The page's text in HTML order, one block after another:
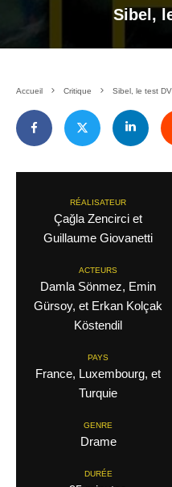
Sibel,
Accueil Critique Sibel, le test
RÉALISATEUR
Çağla Zencirci et
Guillaume Giovanetti
ACTEURS
Damla Sönmez, Emin
Gürsoy, et Erkan Kolçak
Köstendil
PAYS
France, Luxembourg, et
Turquie
GENRE
Drame
DURÉE